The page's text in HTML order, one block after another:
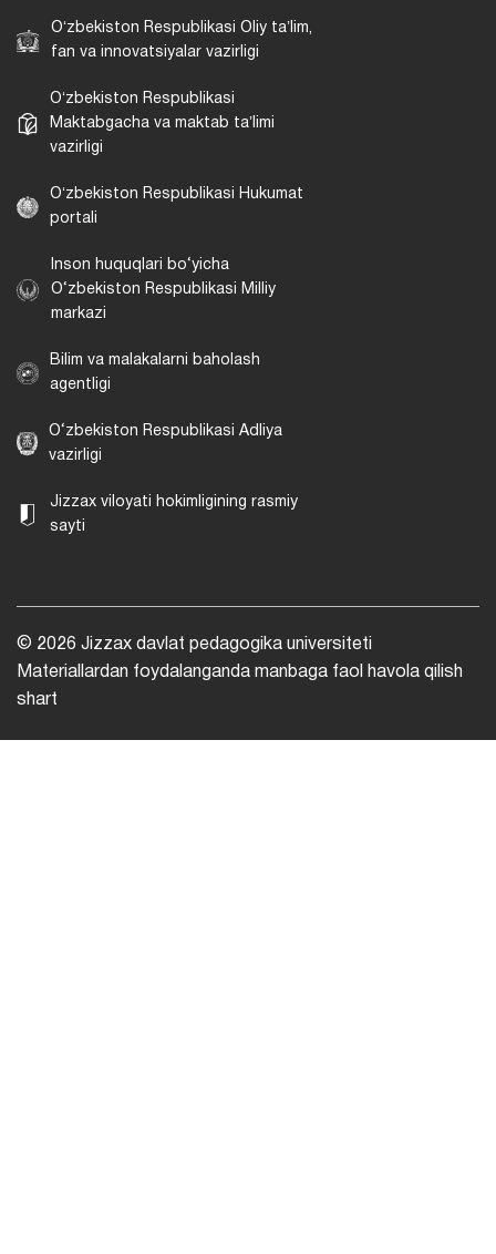
Oʻzbekiston Respublikasi Oliy taʼlim,
fan va innovatsiyalar vazirligi
Oʻzbekiston Respublikasi
Maktabgacha va maktab taʼlimi
vazirligi
Oʻzbekiston Respublikasi Hukumat
portali
Inson huquqlari bo‘yicha
O‘zbekiston Respublikasi Milliy
markazi
Bilim va malakalarni baholash
agentligi
O‘zbekiston Respublikasi Adliya
vazirligi
Jizzax viloyati hokimligining rasmiy
sayti
© 2026 Jizzax davlat pedagogika universiteti
Materiallardan foydalanganda manbaga faol havola qilish
shart